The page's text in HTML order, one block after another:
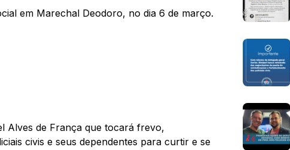
em Marechal Deodoro, no dia 6 de março.
Alves de França que tocará frevo,
civis e seus dependentes para curtir e se